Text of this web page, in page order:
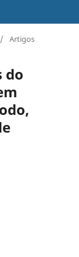
/ Artigos
do